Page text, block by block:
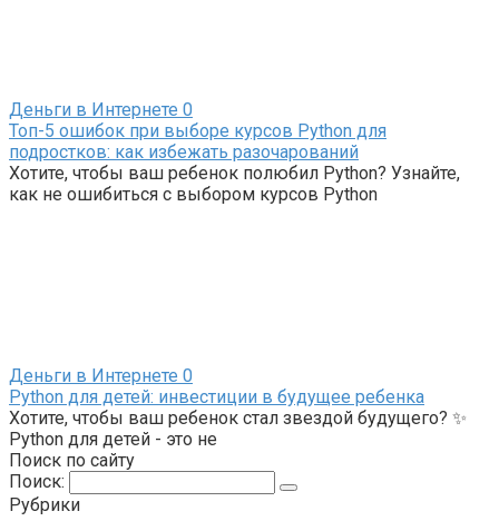
Деньги в Интернете 0
Топ-5 ошибок при выборе курсов Python для
подростков: как избежать разочарований
Хотите, чтобы ваш ребенок полюбил Python? Узнайте,
как не ошибиться с выбором курсов Python
Деньги в Интернете 0
Python для детей: инвестиции в будущее ребенка
Хотите, чтобы ваш ребенок стал звездой будущего? ✨
Python для детей - это не
Поиск по сайту
Поиск:
Рубрики